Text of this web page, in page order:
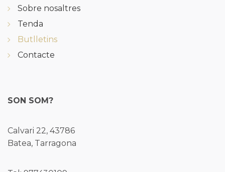
Sobre nosaltres
Tenda
Butlletins
Contacte
SON SOM?
Calvari 22, 43786
Batea, Tarragona